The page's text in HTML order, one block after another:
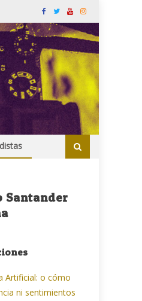
Santander
Artificial: o cómo
ni sentimientos